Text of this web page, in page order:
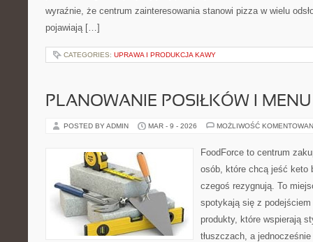
wyraźnie, że centrum zainteresowania stanowi pizza w wielu
pojawiają […]
CATEGORIES: UPRAWA I PRODUKCJA KAWY
PLANOWANIE POSIŁKÓW I MENU
POSTED BY ADMIN MAR - 9 - 2026 MOŻLIWOŚĆ
FoodForce to centrum
osób, które chcą jeść keto
czegoś rezygnują. To
spotykają się z
produkty, które wspierają
tłuszczach, a